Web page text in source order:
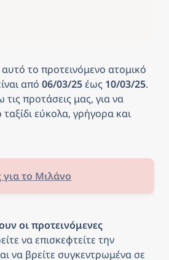
το προτεινόμενο ατομικό
από 06/03/25 έως 10/03/25.
προτάσεις μας, για να
εύκολα, γρήγορα και
το Μιλάνο
οι προτεινόμενες
να επισκεφτείτε την
να βρείτε συγκεντρωμένα σε